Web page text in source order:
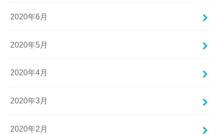
2020年6月
2020年5月
2020年4月
2020年3月
2020年2月